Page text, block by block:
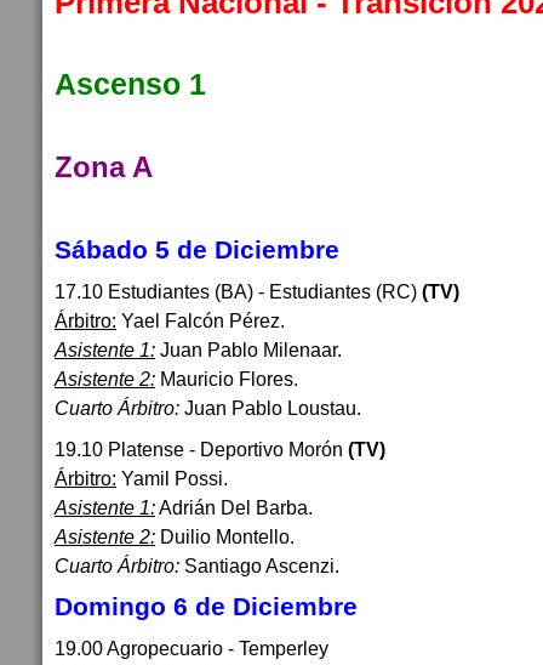
Ascenso 1
Zona A
Sábado 5 de Diciembre
17.10 Estudiantes (BA) - Estudiantes (RC) (TV)
Árbitro: Yael Falcón Pérez.
Asistente 1: Juan Pablo Milenaar.
Asistente 2: Mauricio Flores.
Cuarto Árbitro: Juan Pablo Loustau.
19.10 Platense - Deportivo Morón (TV)
Árbitro: Yamil Possi.
Asistente 1:Adrián Del Barba.
Asistente 2: Duilio Montello.
Cuarto Árbitro: Santiago Ascenzi.
Domingo 6 de Diciembre
19.00 Agropecuario - Temperley